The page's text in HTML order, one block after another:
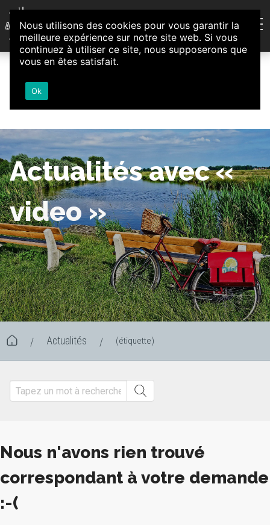
Aller au contenu
Association d'Animation et d'Initiatives Citoyennes
Loire-Authion
Actualités avec «
video »
/ Actualités / (étiquette)
Nous n'avons rien trouvé
correspondant à votre demande
:-(
Nous utilisons des cookies pour vous garantir la
meilleure expérience sur notre site web. Si vous
continuez à utiliser ce site, nous supposerons que
vous en êtes satisfait.
Ok